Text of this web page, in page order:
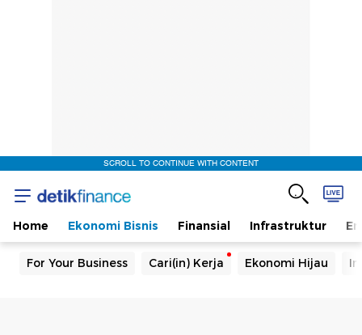
SCROLL TO CONTINUE WITH CONTENT
Home Ekonomi Bisnis Finansial Infrastruktur
For Your Business Cari(in) Kerja Ekonomi Hijau